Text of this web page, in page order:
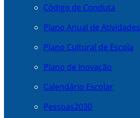
Código de Conduta
Plano Anual de Atividades
Plano Cultural de Escola
Plano de Inovação
Calendário Escolar
Pessoas2030